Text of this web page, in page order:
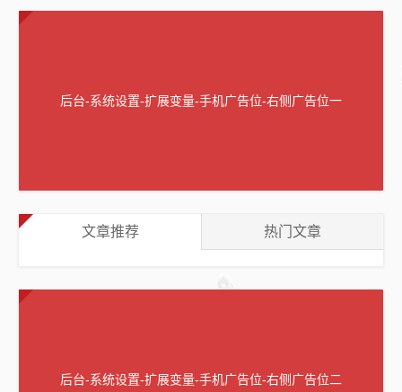
后台-系统设置-扩展变量-手机广告位-右侧广告位一
文章推荐 热门文章
后台-系统设置-扩展变量-手机广告位-右侧广告位二